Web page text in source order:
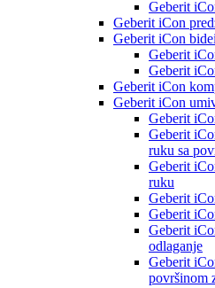
Geberit
Geberit iCon
Geberit iCon bidei
Geberit
Geberit
Geberit iCon
Geberit iCon
Geberit
Geberit
ruku sa
Geberit
ruku
Geberit
Geberit
Geberit
odlaganje
Geberit
površinom